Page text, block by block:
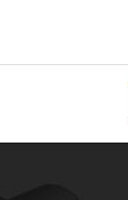
(PDF)